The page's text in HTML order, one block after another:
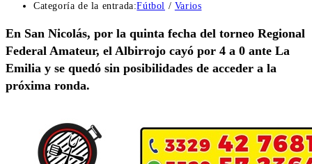
Categoría de la entrada:Fútbol / Varios
En San Nicolás, por la quinta fecha del torneo Regional
Federal Amateur, el Albirrojo cayó por 4 a 0 ante La
Emilia y se quedó sin posibilidades de acceder a la
próxima ronda.